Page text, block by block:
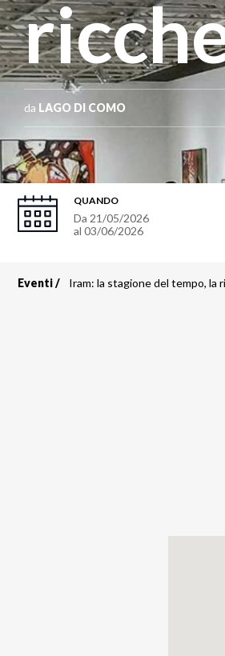
da LAGO DI COMO
QUANDO
Da 21/05/2026
al 03/06/2026
Eventi Iram: la stagione del tempo, la